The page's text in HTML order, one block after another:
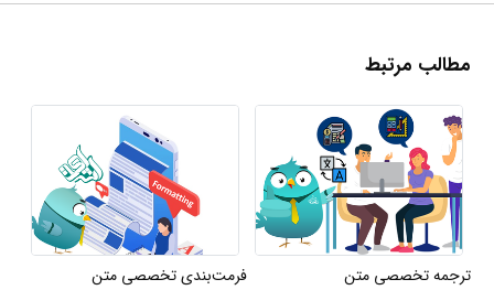
مطالب مرتبط
ترجمه تخصصی متن فرمت‌بندی تخصصی متن